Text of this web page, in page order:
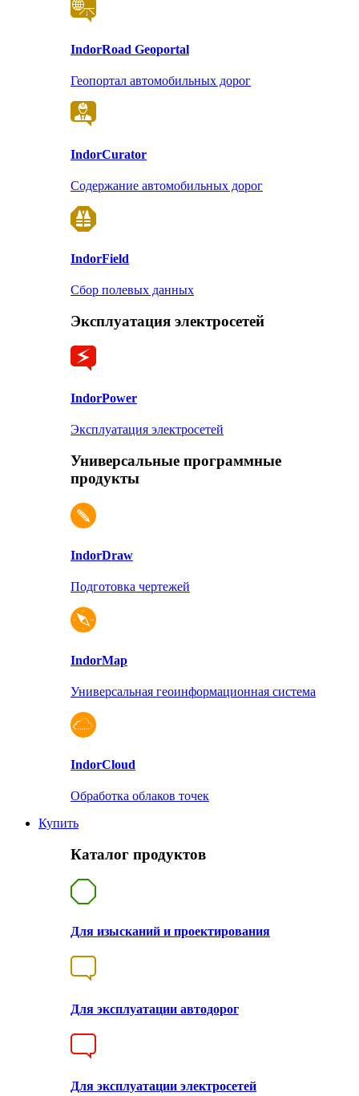
IndorRoad Geoportal
Геопортал автомобильных дорог
IndorCurator
Содержание автомобильных дорог
IndorField
Сбор полевых данных
Эксплуатация электросетей
IndorPower
Эксплуатация электросетей
Универсальные программные
продукты
IndorDraw
Подготовка чертежей
IndorMap
Универсальная геоинформационная система
IndorCloud
Обработка облаков точек
Купить
Каталог продуктов
Для изысканий и проектирования
Для эксплуатации автодорог
Для эксплуатации электросетей